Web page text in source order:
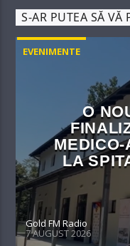
S-AR PUTEA SĂ VĂ
EVENIMENTE
O
MEDICO-
LA
Gold FM Radio
7 AUGUST 2026